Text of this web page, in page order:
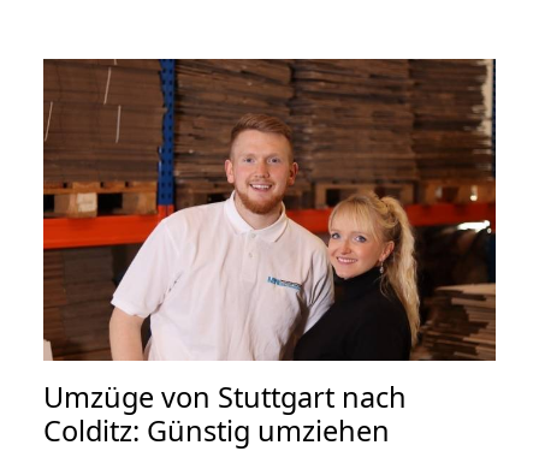
Umzüge von Stuttgart nach
Colditz: Günstig umziehen